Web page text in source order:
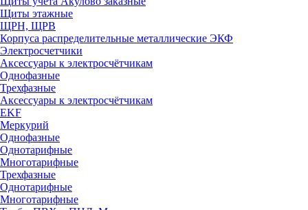
Щиты этажные
ЩРН, ЩРВ
Корпуса распределительные металлические ЭКФ
Электросчетчики
Аксессуары к электросчётчикам
Однофазные
Трехфазные
Аксессуары к электросчётчикам
EKF
Меркурий
Однофазные
Однотарифные
Многотарифные
Трехфазные
Однотарифные
Многотарифные